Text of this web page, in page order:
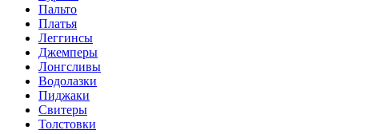
Пальто
Платья
Леггинсы
Джемперы
Лонгсливы
Водолазки
Пиджаки
Свитеры
Толстовки